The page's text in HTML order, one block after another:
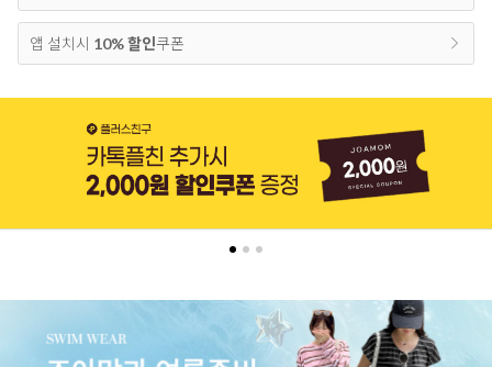
앱 설치시 10% 할인쿠폰